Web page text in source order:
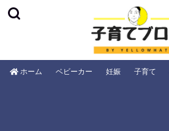
ホーム ベビーカー 妊娠 子育て